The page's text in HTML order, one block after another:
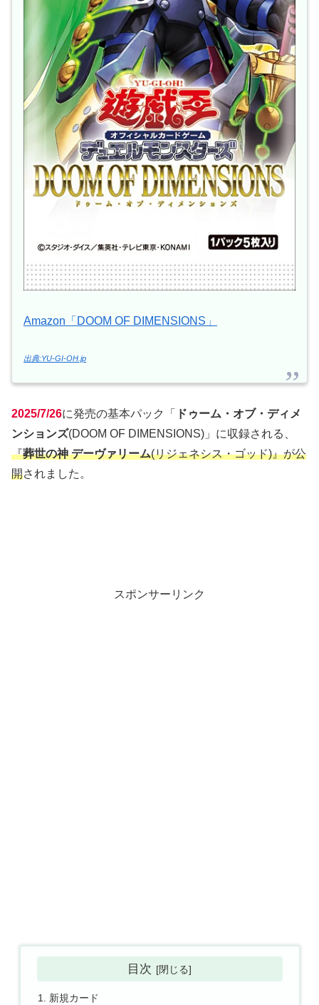
Amazon「DOOM OF DIMENSIONS」
出典:YU-GI-OH.jp
2025/7/26に発売の基本パック「
ドゥーム・オブ・ディメ
ンションズ(DOOM OF DIMENSIONS)」に収録される、
『葬世の神 デーヴァリーム(リジェネシス・ゴッド)』が公
開されました。
スポンサーリンク
目次
新規カード